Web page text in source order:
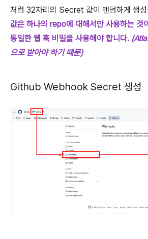
처럼 32자리의 Secret 값이 랜덤하게 생성
값은 하나의 repo에 대해서만 사용하는 것
동일한 웹 훅 비밀을 사용해야 합니다.
으로 받아야 하기 때문)
Github Webhook Secret 생성